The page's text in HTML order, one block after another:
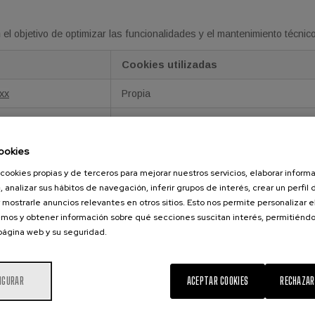
objetivo de optimizar las funcionalidades y el mantenimiento
Cookies utilizadas
Propia
de los usuarios obtenida a través de la observación continuada
campañas publicitarias que se ajusten a las preferencias del
Propia
propias y de terceros para mejorar nuestros servicios, elaborar
analizar sus hábitos de navegación, inferir grupos de interés, crear un perfil
anuncios relevantes en otros sitios. Esto nos permite personalizar
y obtener información sobre qué secciones suscitan interés,
web y su seguridad.
ACEPTAR COOKIES